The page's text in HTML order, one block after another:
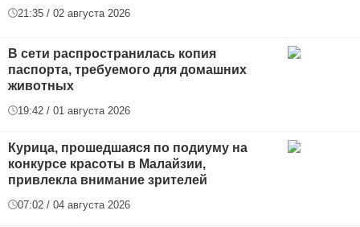
21:35 / 02 августа 2026
В сети распространилась копия
паспорта, требуемого для домашних
животных
19:42 / 01 августа 2026
Курица, прошедшаяся по подиуму на
конкурсе красоты в Малайзии,
привлекла внимание зрителей
07:02 / 04 августа 2026